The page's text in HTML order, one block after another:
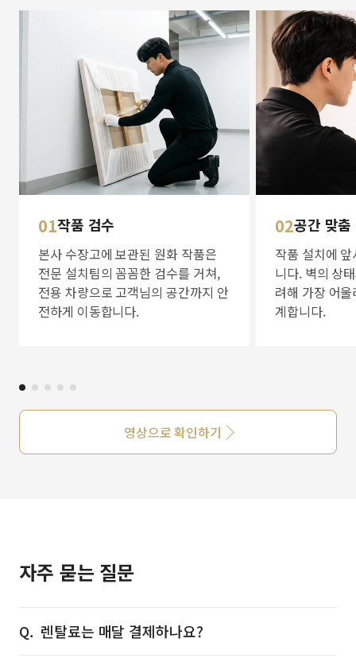
01작품 검수
본사 수장고에 보관된 원화 작품은
전문 설치팀의 꼼꼼한 검수를 거쳐,
전용 차량으로 고객님의 공간까지 안
전하게 이동합니다.
02공간 맞
작품 설치에
니다. 벽의 상
려해 가장 어
계합니다.
영상으로 확인하기
자주 묻는 질문
렌탈료는 매달 결제하나요?